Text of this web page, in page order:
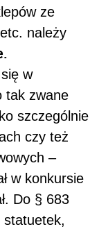
ze
należy
w
tak zwane
szczególnie
czy też
–
w konkursie
Do § 683
statuetek,